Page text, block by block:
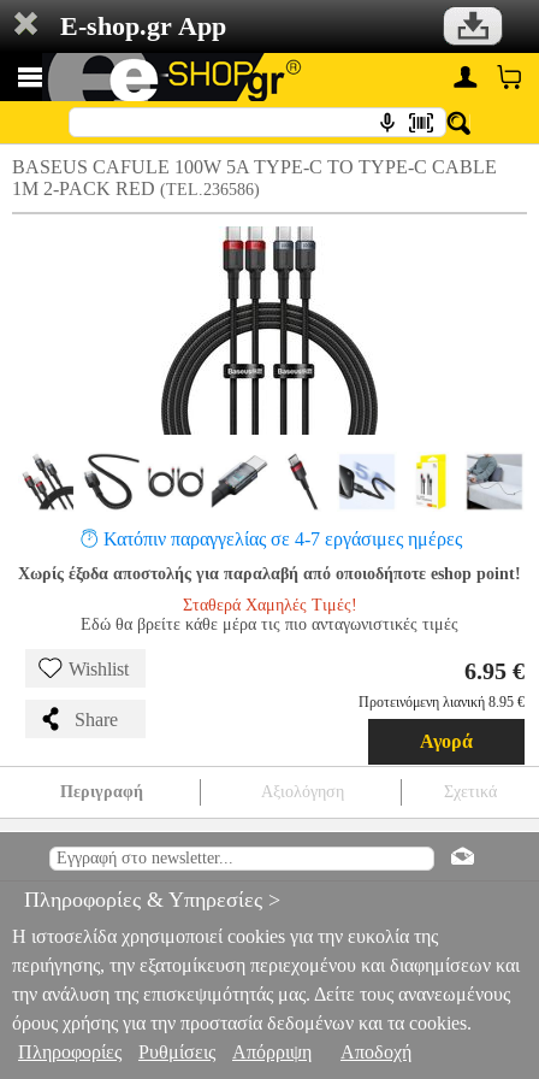
E-shop.gr App
BASEUS CAFULE 100W 5A TYPE-C TO TYPE-C CABLE
1M 2-PACK RED (TEL.236586)
Κατόπιν παραγγελίας σε 4-7 εργάσιμες ημέρες
Χωρίς έξοδα αποστολής για παραλαβή από οποιοδήποτε eshop point!
Σταθερά Χαμηλές Τιμές!
Εδώ θα βρείτε κάθε μέρα τις πιο ανταγωνιστικές τιμές
Wishlist
Share
6.95 €
Προτεινόμενη λιανική 8.95 €
Αγορά
Περιγραφή Αξιολόγηση Σχετικά
PACK RED TEL.236586
BASEUS
CABLE 1M 2-PACK RED
6.95
Πληροφορίες & Υπηρεσίες >
Η ιστοσελίδα χρησιμοποιεί cookies για την ευκολία της
περιήγησης, την εξατομίκευση περιεχομένου και διαφημίσεων και
την ανάλυση της επισκεψιμότητάς μας. Δείτε τους ανανεωμένους
όρους χρήσης για την προστασία δεδομένων και τα cookies.
Πληροφορίες
Ρυθμίσεις Απόρριψη Αποδοχή